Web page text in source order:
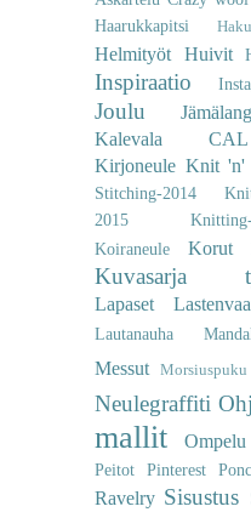
Haarukkapitsi
Helmityöt Huivit
Inspiraatio
Joulu
Kalevala
Kirjoneule Knit 'n'
Stitching-2014
2015
Koiraneule Korut
Kuvasarja
Lapaset
Lautanauha
Messut Morsiuspuku
Neulegraffiti
mallit
Ompelu
Peitot Pinterest
Ravelry Sisustus